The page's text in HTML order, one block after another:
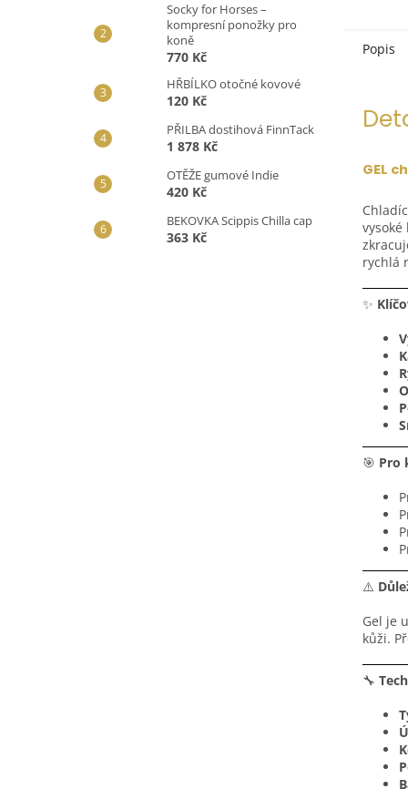
Socky for Horses –
kompresní ponožky pro
koně
770 Kč
HŘBÍLKO otočné kovové
120 Kč
PŘILBA dostihová FinnTack
1 878 Kč
OTĚŽE gumové Indie
420 Kč
BEKOVKA Scippis Chilla cap
363 Kč
Popis
GEL
rychlá
✨
🎯 Pro
⚠️
Gel je
kůži.
🔧